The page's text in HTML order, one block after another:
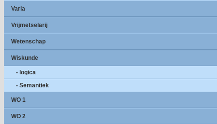
Varia
Vrijmetselarij
Wetenschap
Wiskunde
- logica
- Semantiek
WO 1
WO 2